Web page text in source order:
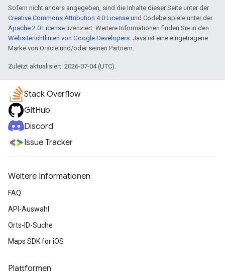
Sofern nicht anders angegeben, sind die Inhalte dieser Seite unter der
Creative Commons Attribution 4.0 License und Codebeispiele unter der
Apache 2.0 License lizenziert. Weitere Informationen finden Sie in den
Websiterichtlinien von Google Developers. Java ist eine eingetragene
Marke von Oracle und/oder seinen Partnern.
Zuletzt aktualisiert: 2026-07-04 (UTC).
Stack Overflow
GitHub
Discord
Issue Tracker
Weitere Informationen
FAQ
API-Auswahl
Orts-ID-Suche
Maps SDK for iOS
Plattformen